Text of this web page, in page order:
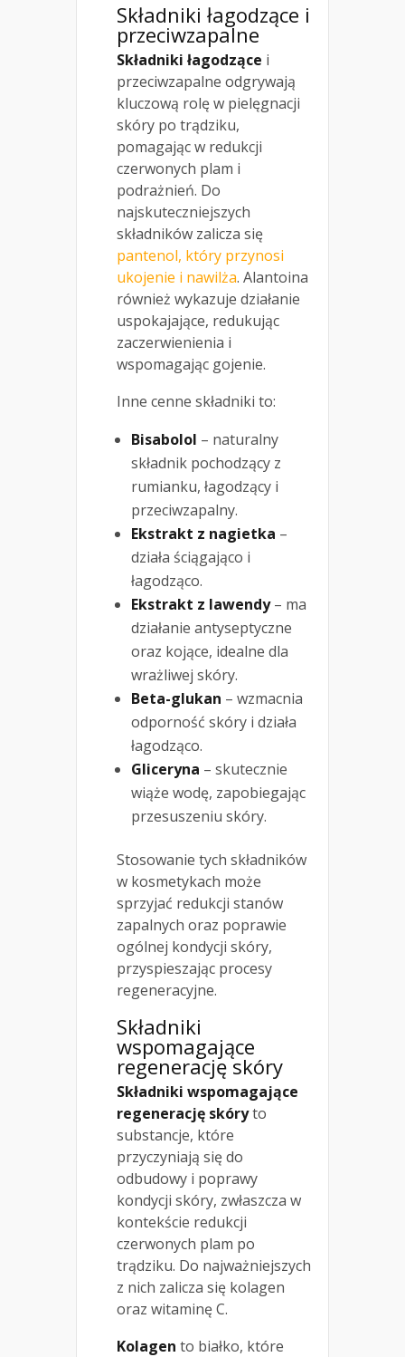
Składniki łagodzące i
przeciwzapalne
Składniki łagodzące i
przeciwzapalne odgrywają
kluczową rolę w pielęgnacji
skóry po trądziku,
pomagając w redukcji
czerwonych plam i
podrażnień. Do
najskuteczniejszych
składników zalicza się
pantenol, który przynosi
ukojenie i nawilża. Alantoina
również wykazuje działanie
uspokajające, redukując
zaczerwienienia i
wspomagając gojenie.
Inne cenne składniki to:
Bisabolol – naturalny
składnik pochodzący z
rumianku, łagodzący i
przeciwzapalny.
Ekstrakt z nagietka –
działa ściągająco i
łagodząco.
Ekstrakt z lawendy– ma
działanie antyseptyczne
oraz kojące, idealne dla
wrażliwej skóry.
Beta-glukan – wzmacnia
odporność skóry i działa
łagodząco.
Gliceryna – skutecznie
wiąże wodę, zapobiegając
przesuszeniu skóry.
Stosowanie tych składników
w kosmetykach może
sprzyjać redukcji stanów
zapalnych oraz poprawie
ogólnej kondycji skóry,
przyspieszając procesy
regeneracyjne.
Składniki
wspomagające
regenerację skóry
Składniki wspomagające
regenerację skóryto
substancje, które
przyczyniają się do
odbudowy i poprawy
kondycji skóry, zwłaszcza w
kontekście redukcji
czerwonych plam po
trądziku. Do najważniejszych
z nich zalicza się kolagen
oraz witaminę C.
Kolagen to białko, które